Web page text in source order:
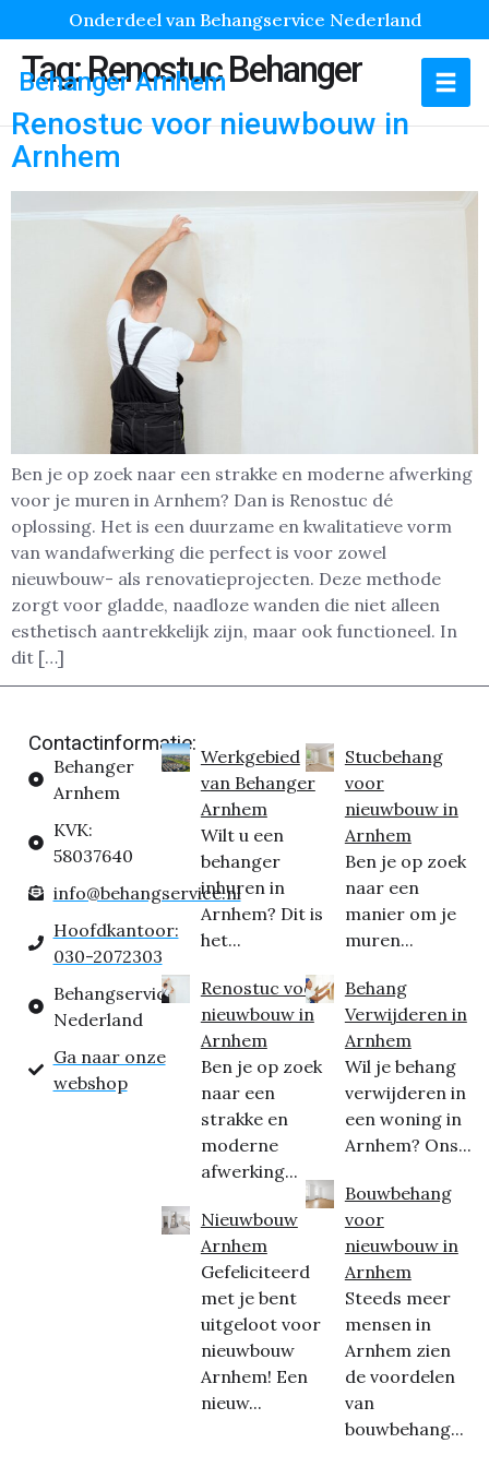
Onderdeel van Behangservice Nederland
Behanger Arnhem
Tag:Renostuc Behanger
Renostuc voor nieuwbouw in
Arnhem
Ben je op zoek naar een strakke en moderne afwerking
voor je muren in Arnhem? Dan is Renostuc dé
oplossing. Het is een duurzame en kwalitatieve vorm
van wandafwerking die perfect is voor zowel
nieuwbouw- als renovatieprojecten. Deze methode
zorgt voor gladde, naadloze wanden die niet alleen
esthetisch aantrekkelijk zijn, maar ook functioneel. In
dit […]
Contactinformatie:
Behanger
Arnhem
KVK:
58037640
info@behangservice.nl
Hoofdkantoor:
030-2072303
Behangservice
Nederland
Ga naar onze
webshop
Werkgebied
van Behanger
Arnhem
Wilt u een
behanger
inhuren in
Arnhem? Dit is
het...
Renostuc voor
nieuwbouw in
Arnhem
Ben je op zoek
naar een
strakke en
moderne
afwerking...
Nieuwbouw
Arnhem
Gefeliciteerd
met je bent
uitgeloot voor
nieuwbouw
Arnhem! Een
nieuw...
Stucbehang
voor
nieuwbouw in
Arnhem
Ben je op zoek
naar een
manier om je
muren...
Behang
Verwijderen in
Arnhem
Wil je behang
verwijderen in
een woning in
Arnhem? Ons...
Bouwbehang
voor
nieuwbouw in
Arnhem
Steeds meer
mensen in
Arnhem zien
de voordelen
van
bouwbehang...